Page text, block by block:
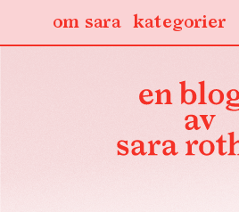
kategorier
om sara